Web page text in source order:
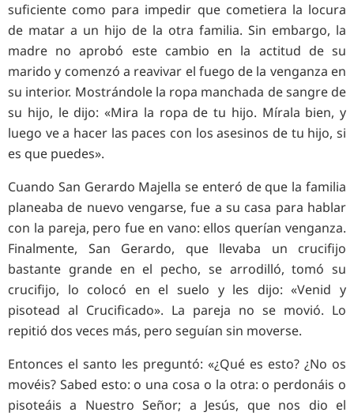
suficiente como para impedir que cometiera la locura
de matar a un hijo de la otra familia. Sin embargo, la
madre no aprobó este cambio en la actitud de su
marido y comenzó a reavivar el fuego de la venganza en
su interior. Mostrándole la ropa manchada de sangre de
su hijo, le dijo: «Mira la ropa de tu hijo. Mírala bien, y
luego ve a hacer las paces con los asesinos de tu hijo, si
es que puedes».
Cuando San Gerardo Majella se enteró de que la familia
planeaba de nuevo vengarse, fue a su casa para hablar
con la pareja, pero fue en vano: ellos querían venganza.
Finalmente, San Gerardo, que llevaba un crucifijo
bastante grande en el pecho, se arrodilló, tomó su
crucifijo, lo colocó en el suelo y les dijo: «Venid y
pisotead al Crucificado». La pareja no se movió. Lo
repitió dos veces más, pero seguían sin moverse.
Entonces el santo les preguntó: «¿Qué es esto? ¿No os
movéis? Sabed esto: o una cosa o la otra: o perdonáis o
pisoteáis a Nuestro Señor; a Jesús, que nos dio el